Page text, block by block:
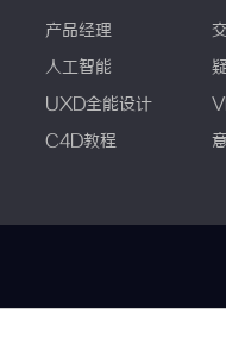
产品经理
人工智能
UXD全能设计
C4D教程